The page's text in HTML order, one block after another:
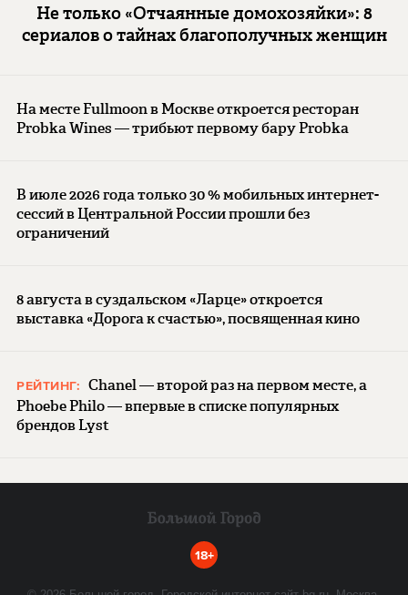
Не только «Отчаянные домохозяйки»: 8
сериалов о тайнах благополучных женщин
На месте Fullmoon в Москве откроется ресторан
Probka Wines — трибьют первому бару Probka
В июле 2026 года только 30 % мобильных интернет-
сессий в Центральной России прошли без
ограничений
8 августа в суздальском «Ларце» откроется
выставка «Дорога к счастью», посвященная кино
РЕЙТИНГ: Chanel — второй раз на первом месте, а
Phoebe Philo — впервые в списке популярных
брендов Lyst
18+